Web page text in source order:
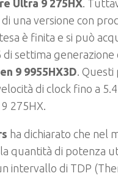
Ultra 9 275HX.
di una versione con
è finita e si può
di settima generazione
9 9955HX3D. Questi
di clock fino a
275HX.
ha dichiarato che nel
quantità di potenza
intervallo di TDP